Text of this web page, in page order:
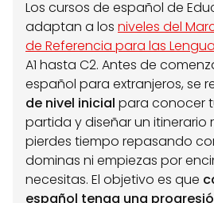
Los cursos de español de
adaptan a los niveles del
de Referencia para las
A1 hasta C2. Antes de
español para extranjeros, se
de nivel inicial para conocer
partida y diseñar un itinerario
pierdes tiempo repasando
dominas ni empiezas por
necesitas. El objetivo es que
español tenga una